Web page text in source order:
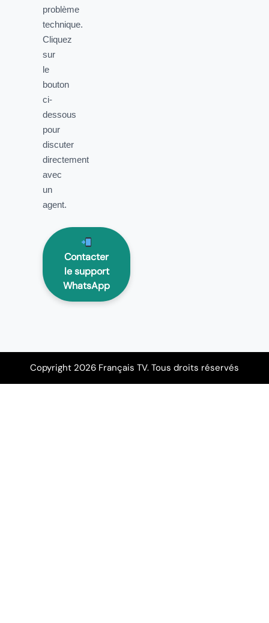
problème
technique.
Cliquez
sur
le
bouton
ci-
dessous
pour
discuter
directement
avec
un
agent.
Contacter
le support
WhatsApp
Copyright 2026 Français TV. Tous droits réservés